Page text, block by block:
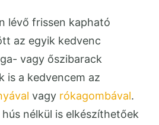
lévő frissen kapható
az egyik kedvenc
vagy őszibarack
is a kedvencem az
vagy rókagombával.
nélkül is elkészíthetőek